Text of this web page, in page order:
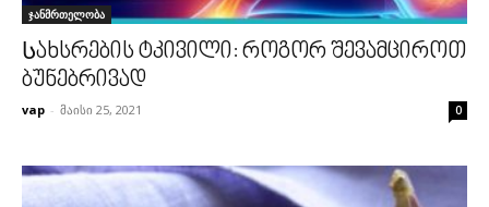
ჯანმრთელობა
Სახსრების ტკივილი: როგორ შევამციროთ
ბუნებრივად
vap - მაისი 25, 2021 0